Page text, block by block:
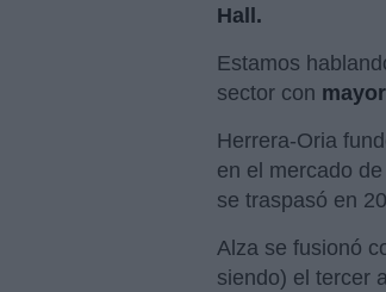
Hall.
Estamos
sector con
Herrera-Oria
en el mercado
se traspasó en
Alza se fusionó
siendo) el tercer